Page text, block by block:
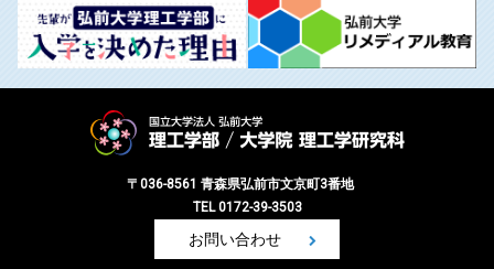
〒036-8561 青森県弘前市文京町3番地
TEL 0172-39-3503
お問い合わせ